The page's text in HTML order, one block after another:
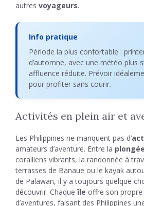
autres voyageurs.
Info pratique
Période la plus confortable :
d’automne, avec une météo plus
affluence réduite. Prévoir
pour profiter sans courir.
Activités en plein air et
Les Philippines ne manquent pas d’
amateurs d’aventure. Entre la plongée
coralliens vibrants, la randonnée à
terrasses de Banaue ou le kayak
de Palawan, il y a toujours quelque
découvrir. Chaqueîle offre son propre
d’aventures, faisant des Philippines